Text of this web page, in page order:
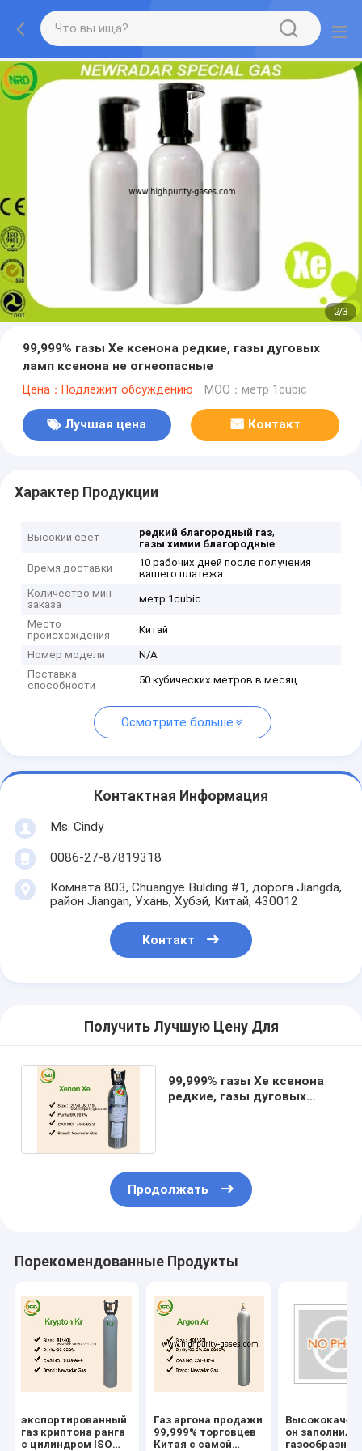
2/3
99,999% газы Xe ксенона редкие, газы дуговых
ламп ксенона не огнеопасные
Цена：Подлежит обсуждению MOQ：метр 1cubic
Лучшая цена Контакт
Характер Продукции
Высокий свет редкий благородный газ,
газы химии благородные
Время доставки
10 рабочих дней после получения
вашего платежа
Количество мин
заказа
метр 1cubic
Место
происхождения
Китай
Номер модели
N/A
Поставка
способности
50 кубических метров в месяц
Осмотрите больше
Контактная Информация
Ms. Cindy
0086-27-87819318
Комната 803, Chuangye Bulding #1, дорога Jiangda,
район Jiangan, Ухань, Хубэй, Китай, 430012
Контакт
Получить Лучшую Цену Для
99,999% газы Xe ксенона
редкие, газы дуговых
Продолжать
Порекомендованные Продукты
экспортированный
газ криптона ранга
с цилиндром ISO
Газ аргона продажи
99,999% торговцев
Китая с самой
он заполнил